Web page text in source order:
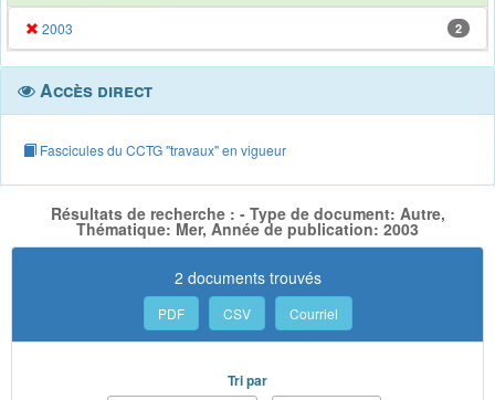
2003 2
Accès direct
Fascicules du CCTG "travaux" en vigueur
Résultats de recherche : - Type de document: Autre,
Thématique: Mer, Année de publication: 2003
2 documents trouvés
PDF CSV Courriel
Tri par